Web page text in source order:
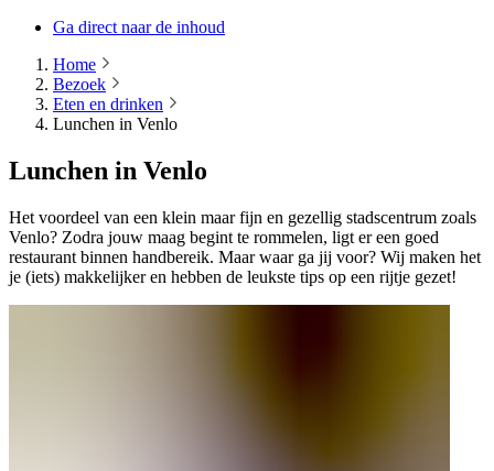
Ga direct naar de inhoud
Home
Bezoek
Eten en drinken
Lunchen in Venlo
Lunchen in Venlo
Het voordeel van een klein maar fijn en gezellig stadscentrum zoals
Venlo? Zodra jouw maag begint te rommelen, ligt er een goed
restaurant binnen handbereik. Maar waar ga jij voor? Wij maken het
je (iets) makkelijker en hebben de leukste tips op een rijtje gezet!